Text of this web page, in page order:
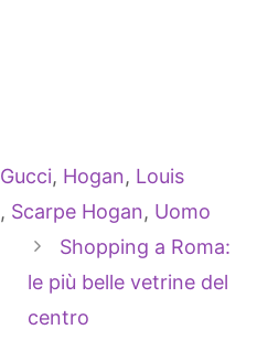
Gucci, Hogan, Louis
, Scarpe Hogan, Uomo
Shopping a Roma:
le più belle vetrine del
centro